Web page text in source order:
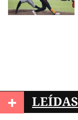
+ LEÍDAS